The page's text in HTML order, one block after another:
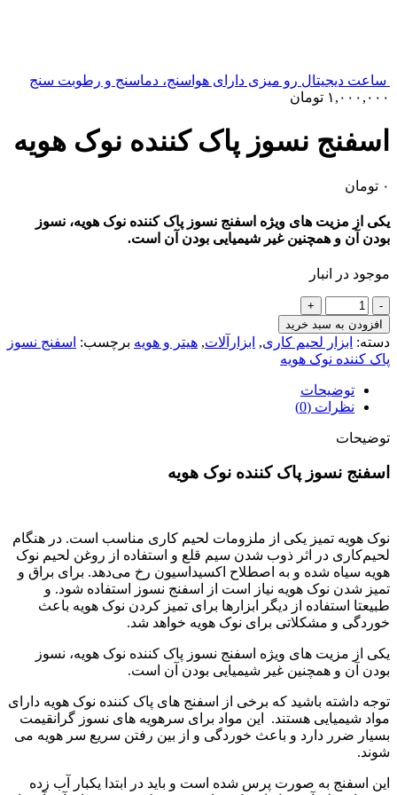
ساعت دیجیتال رو میزی دارای هواسنج، دماسنج و رطوبت سنج
۱,۰۰۰,۰۰۰ تومان
اسفنج نسوز پاک کننده نوک هویه
۰ تومان
یکی از مزیت های ویژه اسفنج نسوز پاک کننده نوک هویه، نسوز
بودن آن و همچنین غیر شیمیایی بودن آن است.
موجود در انبار
اسفنج
نسوز
پاک
کننده
هویه
عدد
افزودن به سبد خرید
دسته: ابزار لحیم کاری, ابزارآلات, هیتر و هویه برچسب: اسفنج نسوز
پاک کننده نوک هویه
توضیحات
نظرات (0)
توضیحات
اسفنج نسوز پاک کننده نوک هویه
نوک هویه تمیز یکی از ملزومات لحیم کاری مناسب است. در هنگام
لحیم‌کاری در اثر ذوب شدن سیم قلع و استفاده از روغن لحیم نوک
هویه سیاه شده و به اصطلاح اکسیداسیون رخ می‌دهد. برای براق و
تمیز شدن نوک هویه نیاز است از اسفنج نسوز استفاده شود. و
طبیعتا استفاده از دیگر ابزارها برای تمیز کردن نوک هویه باعث
خوردگی و مشکلاتی برای نوک هویه خواهد شد.
یکی از مزیت های ویژه اسفنج نسوز پاک کننده نوک هویه، نسوز
بودن آن و همچنین غیر شیمیایی بودن آن است.
توجه داشته باشید که برخی از اسفنج های پاک کننده نوک هویه دارای
مواد شیمیایی هستند. این مواد برای سرهویه های نسوز گرانقیمت
بسیار ضرر دارد و باعث خوردگی و از بین رفتن سریع سر هویه می
شوند.
این اسفنج به صورت پرس شده است و باید در ابتدا یکبار آب زده